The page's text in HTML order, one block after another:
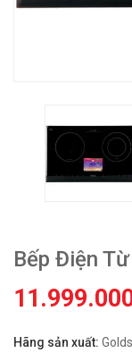
Bếp Điện
Hãng sản xuất: